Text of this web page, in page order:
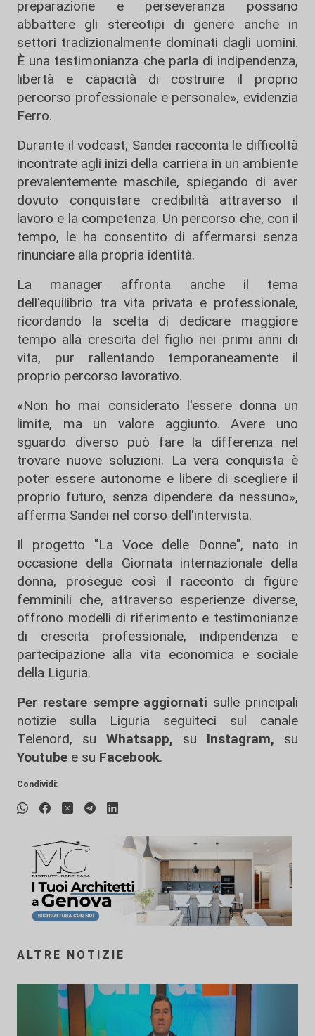
preparazione e perseveranza possano
abbattere gli stereotipi di genere anche in
settori tradizionalmente dominati dagli uomini.
È una testimonianza che parla di indipendenza,
libertà e capacità di costruire il proprio
percorso professionale e personale», evidenzia
Ferro.
Durante il vodcast, Sandei racconta le difficoltà
incontrate agli inizi della carriera in un ambiente
prevalentemente maschile, spiegando di aver
dovuto conquistare credibilità attraverso il
lavoro e la competenza. Un percorso che, con il
tempo, le ha consentito di affermarsi senza
rinunciare alla propria identità.
La manager affronta anche il tema
dell'equilibrio tra vita privata e professionale,
ricordando la scelta di dedicare maggiore
tempo alla crescita del figlio nei primi anni di
vita, pur rallentando temporaneamente il
proprio percorso lavorativo.
«Non ho mai considerato l'essere donna un
limite, ma un valore aggiunto. Avere uno
sguardo diverso può fare la differenza nel
trovare nuove soluzioni. La vera conquista è
poter essere autonome e libere di scegliere il
proprio futuro, senza dipendere da nessuno»,
afferma Sandei nel corso dell'intervista.
Il progetto "La Voce delle Donne", nato in
occasione della Giornata internazionale della
donna, prosegue così il racconto di figure
femminili che, attraverso esperienze diverse,
offrono modelli di riferimento e testimonianze
di crescita professionale, indipendenza e
partecipazione alla vita economica e sociale
della Liguria.
Per restare sempre aggiornati sulle principali
notizie sulla Liguria seguiteci sul canale
Telenord, su
Whatsapp, su Instagram, su
Youtube e su Facebook.
Condividi:
ALTRE NOTIZIE